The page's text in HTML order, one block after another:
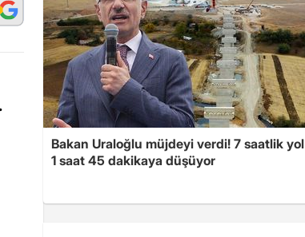
Bakan Uraloğlu müjdeyi verdi! 7 saatlik yol
1 saat 45 dakikaya düşüyor